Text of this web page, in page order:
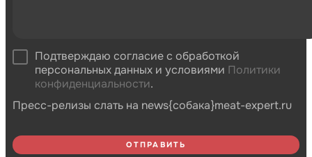
Подтверждаю согласие с обработкой
персональных данных и условиями Политики
конфиденциальности.
Пресс-релизы слать на news{собака}meat-expert.ru